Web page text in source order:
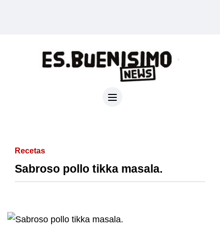
Recetas
Sabroso pollo tikka masala.